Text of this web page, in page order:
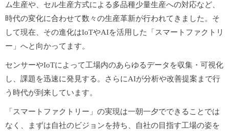
ム生産や、セル生産方式による多品種少量生産への対応など、
時代の変化に合わせて数々の生産革新が行われてきました。そ
して現在、その進化はIoTやAIを活用した「スマートファクトリ
ー」へと向かってます。
センサーやIoTによって工場内のあらゆるデータを収集・可視化
し、課題を迅速に発見する。さらにAIが分析や改善提案まで行
う時代が到来しています。
「スマートファクトリー」の実現は一朝一夕でできることでは
なく、まずは自社のビジョンを持ち、自社の目指す工場の姿を